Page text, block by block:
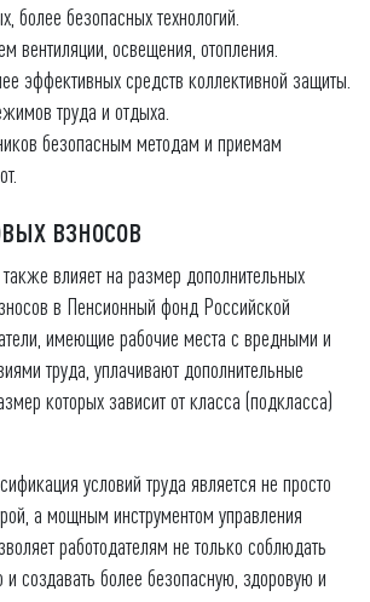
более безопасных технологий.
вентиляции, освещения, отопления.
эффективных средств коллективной защиты.
труда и отдыха.
безопасным методам и приемам
взносов
влияет на размер дополнительных
в Пенсионный фонд Российской
имеющие рабочие места с вредными и
труда, уплачивают дополнительные
которых зависит от класса (подкласса)
условий труда является не просто
а мощным инструментом управления
работодателям не только соблюдать
и создавать более безопасную, здоровую и